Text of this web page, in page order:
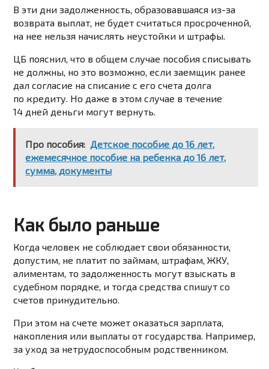
В эти дни задолженность, образовавшаяся из-за
возврата выплат, не будет считаться просроченной,
на нее нельзя начислять неустойки и штрафы.
ЦБ пояснил, что в общем случае пособия списывать
не должны, но это возможно, если заемщик ранее
дал согласие на списание с его счета долга
по кредиту. Но даже в этом случае в течение
14 дней деньги могут вернуть.
Про пособия: Детское пособие до 16 лет,
ежемесячное пособие на ребенка до 16 лет,
сумма, документы
Как было раньше
Когда человек не соблюдает свои обязанности,
допустим, не платит по займам, штрафам, ЖКУ,
алиментам, то задолженность могут взыскать в
судебном порядке, и тогда средства спишут со
счетов принудительно.
При этом на счете может оказаться зарплата,
накопления или выплаты от государства. Например,
за уход за нетрудоспособным родственником.